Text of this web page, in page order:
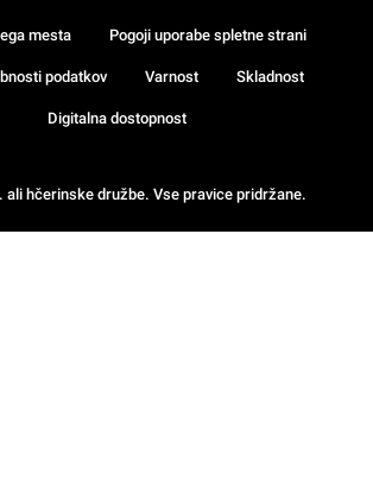
ali hčerinske družbe. Vse pravice pridržane.
mesta Pogoji uporabe spletne strani
podatkov Varnost Skladnost
Digitalna dostopnost